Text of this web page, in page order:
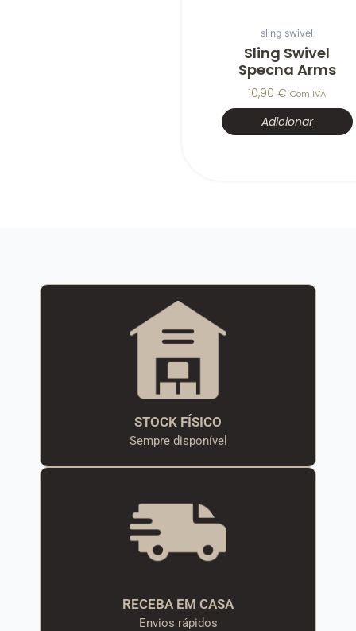
sling swivel
Sling Swivel
Specna Arms
10,90€ Com IVA
Adicionar
STOCK FÍSICO
Sempre disponível
RECEBA EM CASA
Envios rápidos